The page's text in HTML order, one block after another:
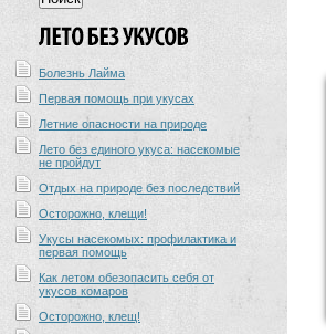
Болезнь Лайма
Первая помощь при укусах
Летние опасности на природе
Лето без единого укуса: насекомые
не пройдут
Отдых на природе без последствий
Осторожно, клещи!
Укусы насекомых: профилактика и
первая помощь
Как летом обезопасить себя от
укусов комаров
Осторожно, клещ!